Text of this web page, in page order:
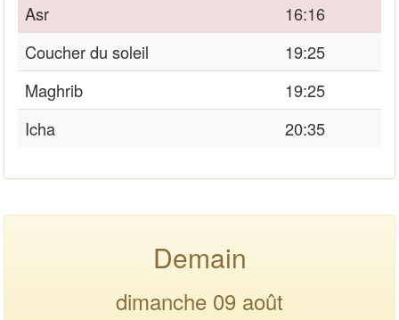
Asr
16:16
Coucher du soleil
19:25
Maghrib
19:25
Icha
20:35
Demain
dimanche 09 août